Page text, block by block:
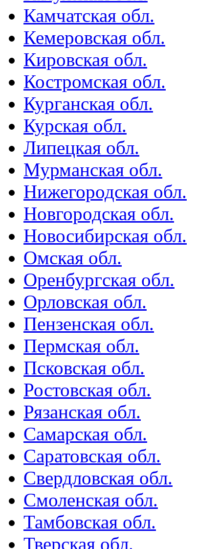
Камчатская обл.
Кемеровская обл.
Кировская обл.
Костромская обл.
Курганская обл.
Курская обл.
Липецкая обл.
Мурманская обл.
Нижегородская обл.
Новгородская обл.
Новосибирская обл.
Омская обл.
Оренбургская обл.
Орловская обл.
Пензенская обл.
Пермская обл.
Псковская обл.
Ростовская обл.
Рязанская обл.
Самарская обл.
Саратовская обл.
Свердловская обл.
Смоленская обл.
Тамбовская обл.
Тверская обл.